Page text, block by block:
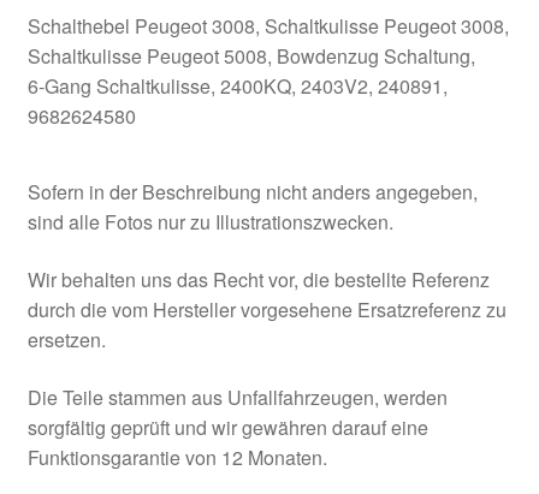
Schalthebel Peugeot 3008, Schaltkulisse Peugeot 3008,
Schaltkulisse Peugeot 5008, Bowdenzug Schaltung,
6‑Gang Schaltkulisse, 2400KQ, 2403V2, 240891,
9682624580
Sofern in der Beschreibung nicht anders angegeben,
sind alle Fotos nur zu Illustrationszwecken.
Wir behalten uns das Recht vor, die bestellte Referenz
durch die vom Hersteller vorgesehene Ersatzreferenz zu
ersetzen.
Die Teile stammen aus Unfallfahrzeugen, werden
sorgfältig geprüft und wir gewähren darauf eine
Funktionsgarantie von 12 Monaten.